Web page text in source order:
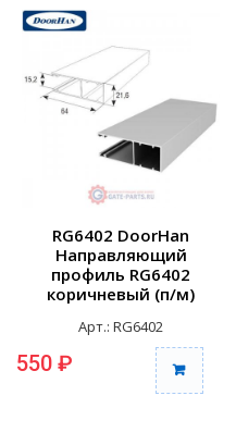
RG6402 DoorHan
Направляющий
профиль RG6402
коричневый (п/м)
Арт.: RG6402
550 ₽